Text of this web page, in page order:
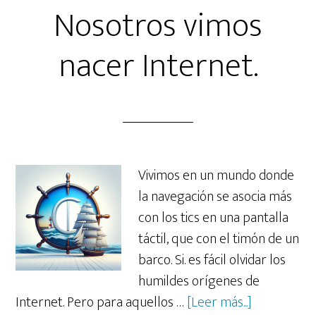
Nosotros vimos
nacer Internet.
Vivimos en un mundo donde
la navegación se asocia más
con los tics en una pantalla
táctil, que con el timón de un
barco. Si. es fácil olvidar los
humildes orígenes de
Internet. Pero para aquellos …[Leer más...]